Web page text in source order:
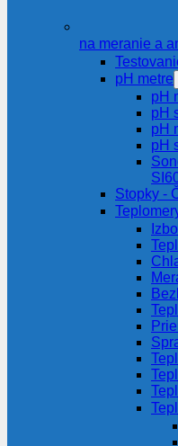
na meranie a
pH metre
pH
pH
pH
pH
Stopky -